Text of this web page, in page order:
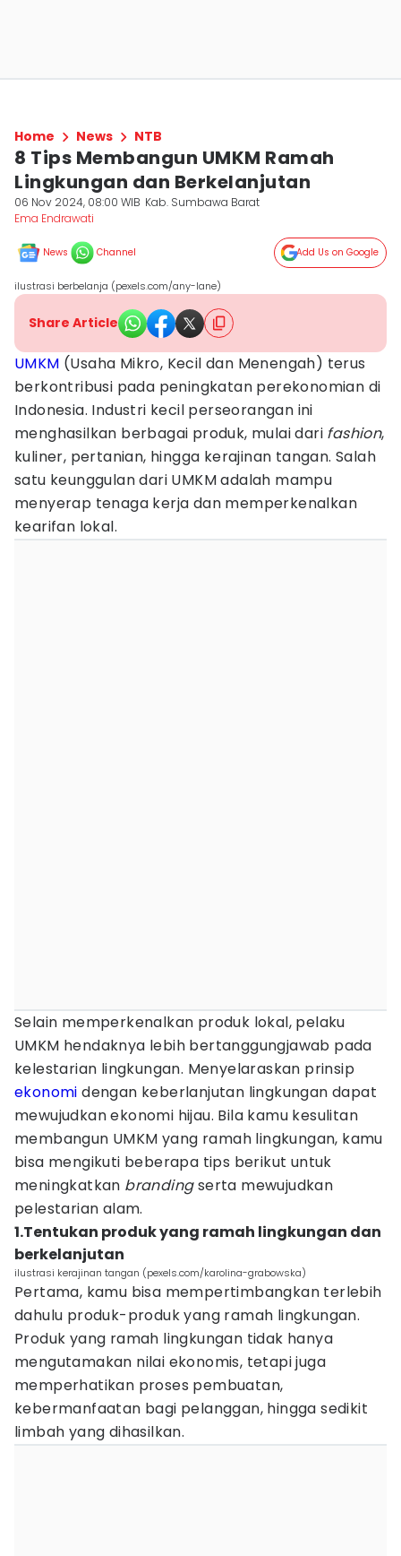
Home News NTB
8 Tips Membangun UMKM Ramah
Lingkungan dan Berkelanjutan
06 Nov 2024, 08:00 WIB Kab. Sumbawa Barat
Ema Endrawati
News Channel Add Us on Google
ilustrasi berbelanja (pexels.com/any-lane)
Share Article
UMKM (Usaha Mikro, Kecil dan Menengah) terus
berkontribusi pada peningkatan perekonomian di
Indonesia. Industri kecil perseorangan ini
menghasilkan berbagai produk, mulai dari fashion,
kuliner, pertanian, hingga kerajinan tangan. Salah
satu keunggulan dari UMKM adalah mampu
menyerap tenaga kerja dan memperkenalkan
kearifan lokal.
Selain memperkenalkan produk lokal, pelaku
UMKM hendaknya lebih bertanggungjawab pada
kelestarian lingkungan. Menyelaraskan prinsip
ekonomi dengan keberlanjutan lingkungan dapat
mewujudkan ekonomi hijau. Bila kamu kesulitan
membangun UMKM yang ramah lingkungan, kamu
bisa mengikuti beberapa tips berikut untuk
meningkatkan brandingserta mewujudkan
pelestarian alam.
1.Tentukan produk yang ramah lingkungan dan
berkelanjutan
ilustrasi kerajinan tangan (pexels.com/karolina-grabowska)
Pertama, kamu bisa mempertimbangkan terlebih
dahulu produk-produk yang ramah lingkungan.
Produk yang ramah lingkungan tidak hanya
mengutamakan nilai ekonomis, tetapi juga
memperhatikan proses pembuatan,
kebermanfaatan bagi pelanggan, hingga sedikit
limbah yang dihasilkan.